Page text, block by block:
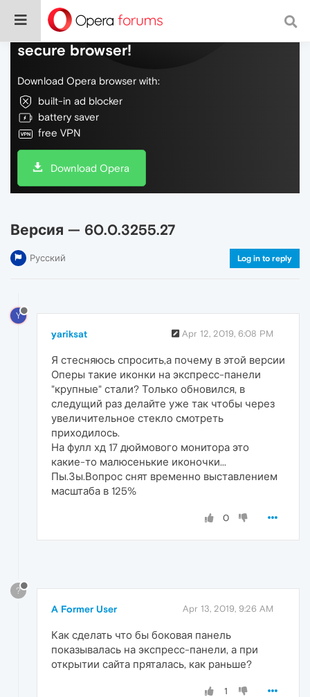
Do more on the web, with a fast and
secure browser!
Download Opera browser with:
built-in ad blocker
battery saver
free VPN
Download Opera
Версия — 60.0.3255.27
Русский Log in to reply
Y
yariksat Apr 12, 2019, 6:08 PM
Я стесняюсь спросить,а почему в этой версии
Оперы такие иконки на экспресс-панели
"крупные" стали? Только обновился, в
следущий раз делайте уже так чтобы через
увеличительное стекло смотреть
приходилось.
На фулл хд 17 дюймового монитора это
какие-то малюсенькие иконочки...
Пы.Зы.Вопрос снят временно выставлением
масштаба в 125%
0
?
A Former User Apr 13, 2019, 9:26 AM
Как сделать что бы боковая панель
показывалась на экспресс-панели, а при
открытии сайта пряталась, как раньше?
1